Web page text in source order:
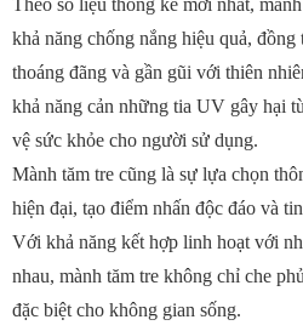
khả năng chống nắng hiệu quả,
thoáng đãng và gần gũi với thiên
khả năng cản những tia UV gây hại
vệ sức khỏe cho người sử dụng.
Mành tăm tre cũng là sự lựa chọn
hiện đại, tạo điểm nhấn độc đáo và
Với khả năng kết hợp linh hoạt với
nhau, mành tăm tre không chỉ che
đặc biệt cho không gian sống.